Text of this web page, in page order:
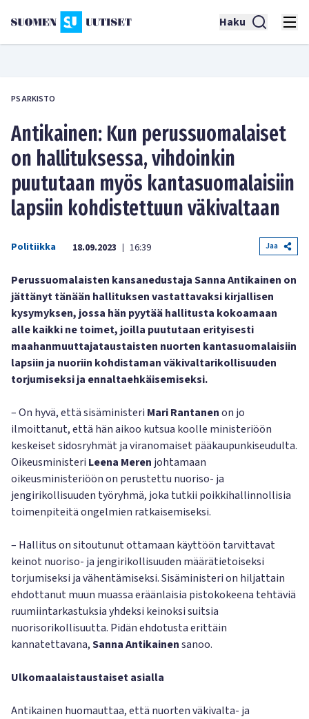
Haku
PS ARKISTO
Antikainen: Kun perussuomalaiset
on hallituksessa, vihdoinkin
puututaan myös kantasuomalaisiin
lapsiin kohdistettuun väkivaltaan
Politiikka 18.09.2023 | 16:39 Jaa
Perussuomalaisten kansanedustaja Sanna Antikainen on
jättänyt tänään hallituksen vastattavaksi kirjallisen
kysymyksen, jossa hän pyytää hallitusta kokoamaan
alle kaikki ne toimet, joilla puututaan erityisesti
maahanmuuttajataustaisten nuorten kantasuomalaisiin
lapsiin ja nuoriin kohdistaman väkivaltarikollisuuden
torjumiseksi ja ennaltaehkäisemiseksi.
– On hyvä, että sisäministeri Mari Rantanenon jo
ilmoittanut, että hän aikoo kutsua koolle ministeriöön
keskeiset sidosryhmät ja viranomaiset pääkaupunkiseudulta.
Oikeusministeri Leena Meren johtamaan
oikeusministeriöön on perustettu nuoriso- ja
jengirikollisuuden työryhmä, joka tutkii poikkihallinnollisia
toimenpiteitä ongelmien ratkaisemiseksi.
– Hallitus on sitoutunut ottamaan käyttöön tarvittavat
keinot nuoriso- ja jengirikollisuuden määrätietoiseksi
torjumiseksi ja vähentämiseksi. Sisäministeri on hiljattain
ehdottanut muun muassa eräänlaisia pistokokeena tehtäviä
ruumiintarkastuksia yhdeksi keinoksi suitsia
nuorisorikollisuutta. Pidän ehdotusta erittäin
kannatettavana,Sanna Antikainensanoo.
Ulkomaalaistaustaiset asialla
Antikainen huomauttaa, että nuorten väkivalta- ja